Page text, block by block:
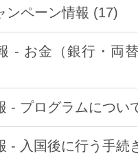
ンペーン情報 (17)
- お金（銀行・両
- プログラムについ
- 入国後に行う手続